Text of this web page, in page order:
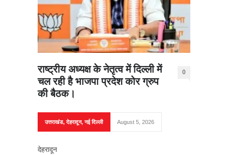
राष्ट्रीय अध्यक्ष के नेतृत्व में दिल्ली में
चल रही है भाजपा प्रदेश कोर ग्रुप
की बैठक।
0
उत्तराखंड,देहरादून,नई दिल्ली August 5, 2026
देहरादून